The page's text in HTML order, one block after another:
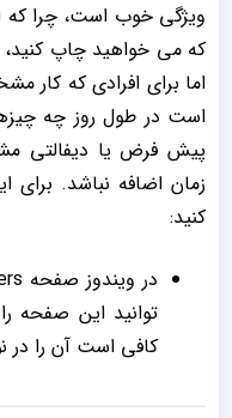
ویژگی خوب است، چرا که
که می خواهید چاپ کنید،
اما برای افرادی که کار
است در طول روز چه
پیش فرض یا دیفالتی
زمان اضافه نباشد.
کنید:
توانید این صفحه را
کافی است آن را در